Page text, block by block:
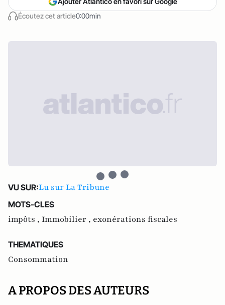
Écoutez cet article0:00min
VU SUR:Lu sur La Tribune
MOTS-CLES
impôts , Immobilier , exonérations fiscales
THEMATIQUES
Consommation
A PROPOS DES AUTEURS